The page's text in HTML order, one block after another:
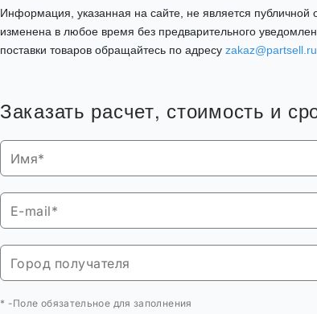
Информация, указанная на сайте, не является
изменена в любое время без предварительного
поставки товаров обращайтесь по адресу zakaz@partsell.ru
Заказать расчет, стоимость и
* -Поле обязательное для заполнения